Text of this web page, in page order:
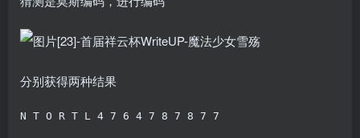
分别获得两种结果
N T O R T L 4 7 6 4 7 8 7 8 7 7